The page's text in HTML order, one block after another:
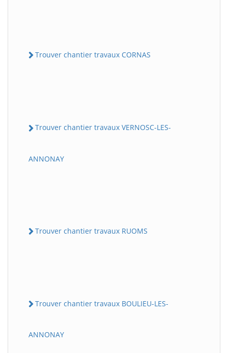
Trouver chantier travaux CORNAS
Trouver chantier travaux VERNOSC-LES-
ANNONAY
Trouver chantier travaux RUOMS
Trouver chantier travaux BOULIEU-LES-
ANNONAY